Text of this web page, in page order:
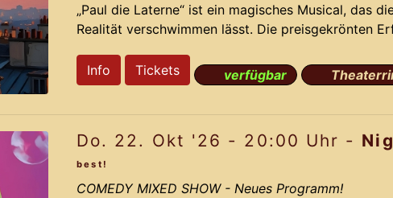
„Paul die Laterne“ ist ein magisches Musical, das
Realität verschwimmen lässt. Die preisgekrönten
auf der dramatisch lustigen Story und den
aus dem Jahr 2012 gelingt Komponist Jochen
Pau
Info Tickets verfügbar
Do. 22. Okt '26 - 20:00 Uhr -
best!
COMEDY MIXED SHOW- Neues Programm!